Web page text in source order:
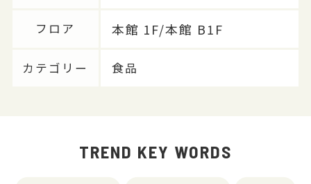
フロア 本館 1F/本館 B1F
カテゴリー 食品
TREND KEY WORDS